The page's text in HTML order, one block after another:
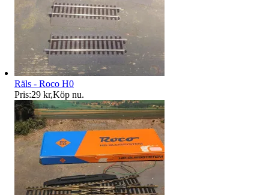
Räls - Roco H0
Pris:29 kr,Köp nu.